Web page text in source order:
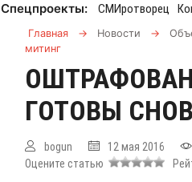
Спецпроекты: СМИротворец
Главная → Новости →
митинг
ГОТОВЫ
bogun 12 мая 2016
Оцените статью